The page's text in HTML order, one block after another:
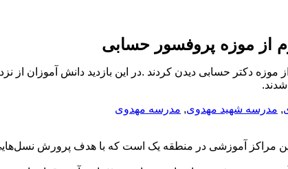
از موزه پروفسور حسابی
موزه دکتر حسابی دیدن کردند .در این بازدید دانش آموزان از
, مدرسه شهید مهدوی, مدرسه مهدوی
مراکز آموزشی در منطقه یک است که با هدف پرورش نسل‌هایی